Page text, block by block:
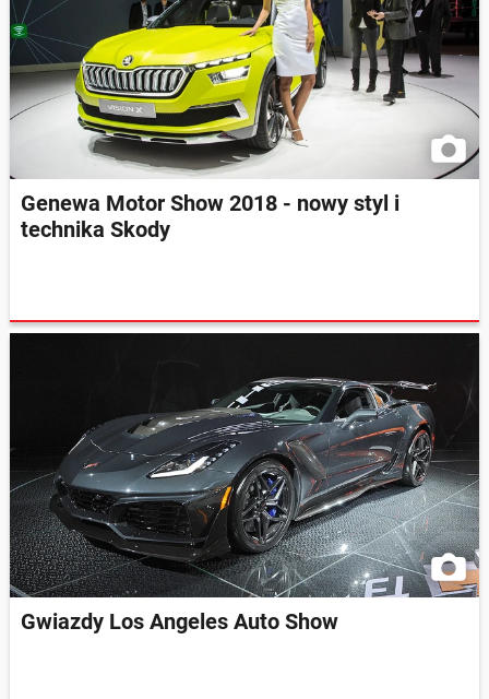
Genewa Motor Show 2018 - nowy styl i
technika Skody
Gwiazdy Los Angeles Auto Show